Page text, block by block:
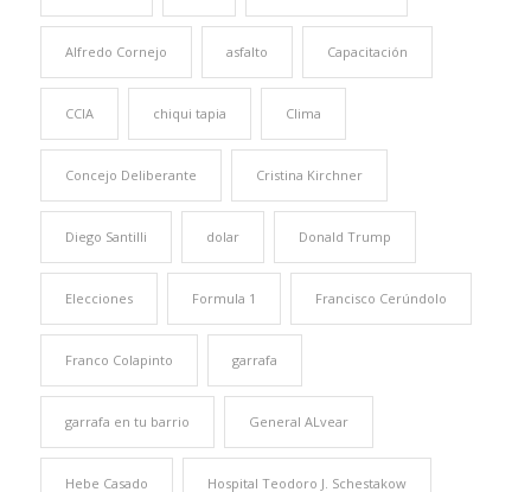
Alfredo Cornejo asfalto Capacitación
CCIA chiqui tapia Clima
Concejo Deliberante Cristina Kirchner
Diego Santilli dolar Donald Trump
Elecciones Formula 1 Francisco Cerúndolo
Franco Colapinto garrafa
garrafa en tu barrio General ALvear
Hebe Casado Hospital Teodoro J. Schestakow